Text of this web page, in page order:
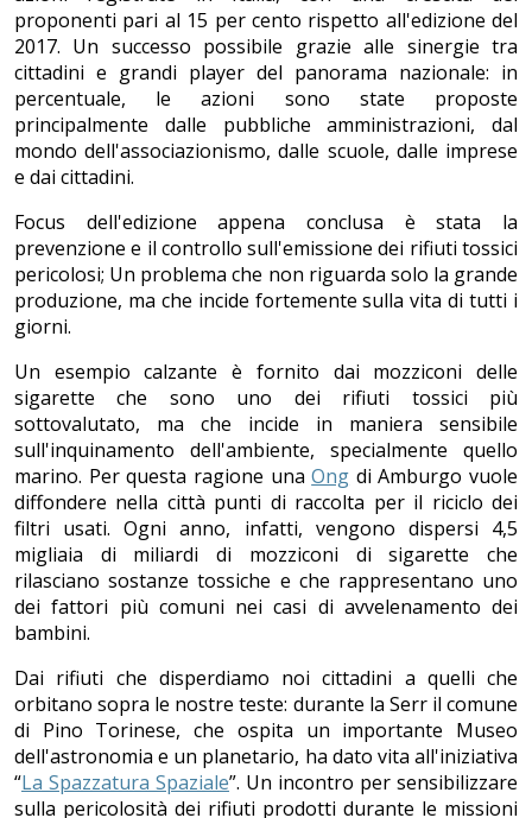
proponenti pari al 15 per cento rispetto all'edizione del
2017. Un successo possibile grazie alle sinergie tra
cittadini e grandi player del panorama nazionale: in
percentuale, le azioni sono state proposte
principalmente dalle pubbliche amministrazioni, dal
mondo dell'associazionismo, dalle scuole, dalle imprese
e dai cittadini.
Focus dell'edizione appena conclusa è stata la
prevenzione e il controllo sull'emissione dei rifiuti tossici
pericolosi; Un problema che non riguarda solo la grande
produzione, ma che incide fortemente sulla vita di tutti i
giorni.
Un esempio calzante è fornito dai mozziconi delle
sigarette che sono uno dei rifiuti tossici più
sottovalutato, ma che incide in maniera sensibile
sull'inquinamento dell'ambiente, specialmente quello
marino. Per questa ragione unaOng di Amburgo vuole
diffondere nella città punti di raccolta per il riciclo dei
filtri usati. Ogni anno, infatti, vengono dispersi 4,5
migliaia di miliardi di mozziconi di sigarette che
rilasciano sostanze tossiche e che rappresentano uno
dei fattori più comuni nei casi di avvelenamento dei
bambini.
Dai rifiuti che disperdiamo noi cittadini a quelli che
orbitano sopra le nostre teste: durante la Serr il comune
di Pino Torinese, che ospita un importante Museo
dell'astronomia e un planetario, ha dato vita all'iniziativa
“La Spazzatura Spaziale”. Un incontro per sensibilizzare
sulla pericolosità dei rifiuti prodotti durante le missioni